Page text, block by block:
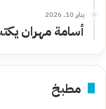
يناير 10, 2026
أسامة مهران
مطبخ